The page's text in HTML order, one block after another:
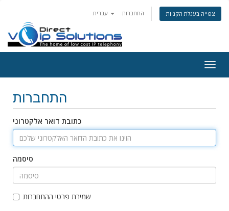
התחברות צפייה בעגלת הקניות
התחברות
כתובת דואר אלקטרוני
סיסמה
שמירת פרטי ההתחברות